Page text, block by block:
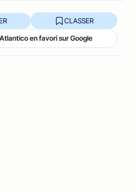
CLASSER
en favori sur Google